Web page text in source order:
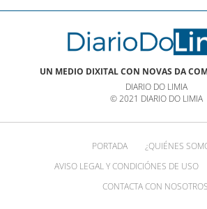
UN MEDIO DIXITAL CON NOVAS DA
DIARIO DO LIMIA
© 2021 DIARIO DO LIMIA
PORTADA
¿QUIÉNES
AVISO LEGAL Y CONDICIÓNES DE USO
CONTACTA CON NOSOTROS